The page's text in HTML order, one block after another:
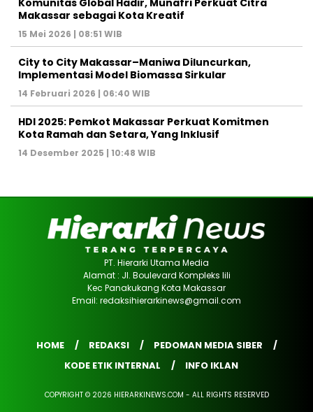
Komunitas Global Hadir, Munafri Perkuat Citra
Makassar sebagai Kota Kreatif
15 Mei 2026 | 08:51 WIB
City to City Makassar–Maniwa Diluncurkan,
Implementasi Model Biomassa Sirkular
14 Februari 2026 | 06:40 WIB
HDI 2025: Pemkot Makassar Perkuat Komitmen
Kota Ramah dan Setara, Yang Inklusif
14 Desember 2025 | 10:48 WIB
PT. Hierarki Utama Media
Alamat : Jl. Boulevard Kompleks lili
Kec Panakukang Kota Makassar
Email: redaksihierarkinews@gmail.com
HOME REDAKSI
PEDOMAN MEDIA SIBER
KODE ETIK INTERNAL
INFO IKLAN
COPYRIGHT © 2026 HIERARKINEWS.COM - ALL RIGHTS RESERVED